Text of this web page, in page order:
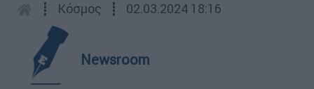
┋ Κόσμος ┋ 02.03.2024 18:16
Newsroom